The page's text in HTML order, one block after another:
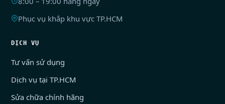
Phục vụ khắp khu vực TP.HCM
DỊCH VỤ
Tư vấn sử dụng
Dịch vụ tại TP.HCM
Sửa chữa chính hãng